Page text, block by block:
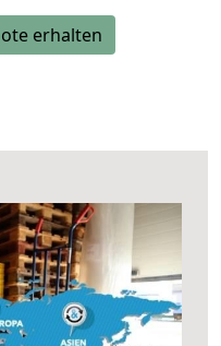
erhalten